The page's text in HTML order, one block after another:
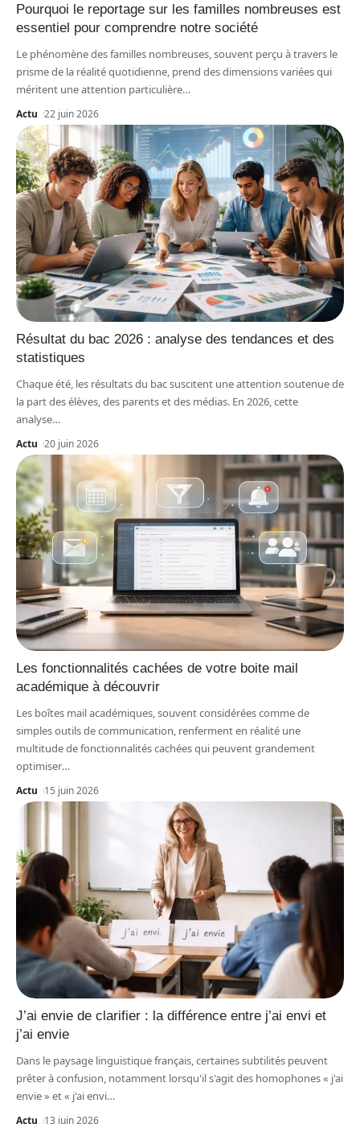
Pourquoi le reportage sur les familles nombreuses est
essentiel pour comprendre notre société
Le phénomène des familles nombreuses, souvent perçu à travers le
prisme de la réalité quotidienne, prend des dimensions variées qui
méritent une attention particulière…
Actu 22 juin 2026
Résultat du bac 2026 : analyse des tendances et des
statistiques
Chaque été, les résultats du bac suscitent une attention soutenue de
la part des élèves, des parents et des médias. En 2026, cette
analyse…
Actu 20 juin 2026
Les fonctionnalités cachées de votre boite mail
académique à découvrir
Les boîtes mail académiques, souvent considérées comme de
simples outils de communication, renferment en réalité une
multitude de fonctionnalités cachées qui peuvent grandement
optimiser…
Actu 15 juin 2026
J’ai envie de clarifier : la différence entre j’ai envi et
j’ai envie
Dans le paysage linguistique français, certaines subtilités peuvent
prêter à confusion, notamment lorsqu'il s'agit des homophones « j'ai
envie » et « j'ai envi…
Actu 13 juin 2026